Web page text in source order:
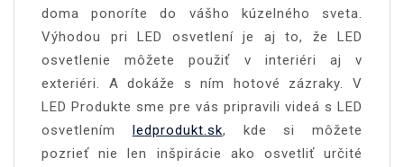
doma ponoríte do vášho kúzelného sveta.
Výhodou pri LED osvetlení je aj to, že LED
osvetlenie môžete použiť v interiéri aj v
exteriéri. A dokáže s ním hotové zázraky. V
LED Produkte sme pre vás pripravili videá s LED
osvetlením ledprodukt.sk, kde si môžete
pozrieť nie len inšpirácie ako osvetliť určité